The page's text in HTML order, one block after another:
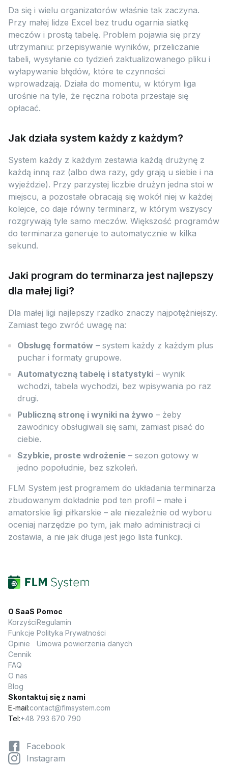
Da się i wielu organizatorów właśnie tak zaczyna.
Przy małej lidze Excel bez trudu ogarnia siatkę
meczów i prostą tabelę. Problem pojawia się przy
utrzymaniu: przepisywanie wyników, przeliczanie
tabeli, wysyłanie co tydzień zaktualizowanego pliku i
wyłapywanie błędów, które te czynności
wprowadzają. Działa do momentu, w którym liga
urośnie na tyle, że ręczna robota przestaje się
opłacać.
Jak działa system każdy z każdym?
System każdy z każdym zestawia każdą drużynę z
każdą inną raz (albo dwa razy, gdy grają u siebie i na
wyjeździe). Przy parzystej liczbie drużyn jedna stoi w
miejscu, a pozostałe obracają się wokół niej w każdej
kolejce, co daje równy terminarz, w którym wszyscy
rozgrywają tyle samo meczów. Większość programów
do terminarza generuje to automatycznie w kilka
sekund.
Jaki program do terminarza jest najlepszy
dla małej ligi?
Dla małej ligi najlepszy rzadko znaczy najpotężniejszy.
Zamiast tego zwróć uwagę na:
Obsługę formatów – system każdy z każdym plus
puchar i formaty grupowe.
Automatyczną tabelę i statystyki – wynik
wchodzi, tabela wychodzi, bez wpisywania po raz
drugi.
Publiczną stronę i wyniki na żywo – żeby
zawodnicy obsługiwali się sami, zamiast pisać do
ciebie.
Szybkie, proste wdrożenie – sezon gotowy w
jedno popołudnie, bez szkoleń.
FLM System jest programem do układania terminarza
zbudowanym dokładnie pod ten profil – małe i
amatorskie ligi piłkarskie – ale niezależnie od wyboru
oceniaj narzędzie po tym, jak mało administracji ci
zostawia, a nie jak długa jest jego lista funkcji.
O SaaS
Korzyści
Funkcje
Opinie
Cennik
FAQ
O nas
Blog
Pomoc
Regulamin
Polityka Prywatności
Umowa powierzenia danych
Skontaktuj się z nami
E-mail:contact@flmsystem.com
Tel:+48 793 670 790
Facebook
Instagram